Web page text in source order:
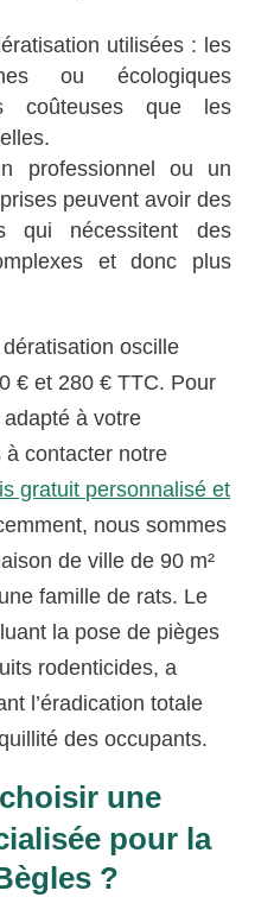
utilisées : les
ou écologiques
coûteuses que les
professionnel ou un
peuvent avoir des
qui nécessitent des
et donc plus
oscille
€ et 280 € TTC. Pour
à votre
à contacter notre
gratuit personnalisé et
nous sommes
de ville de 90 m²
famille de rats. Le
la pose de pièges
rodenticides, a
l’éradication totale
des occupants.
une
pour la
?